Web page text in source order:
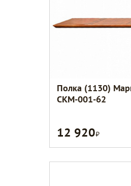
Полка (1130)
СКМ-001-62
12 920Р